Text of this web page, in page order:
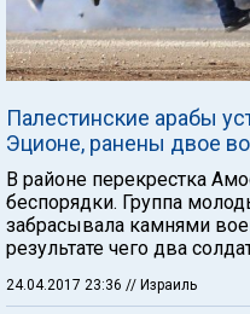
Палестинские арабы
Эционе, ранены двое
В районе перекрестка
беспорядки. Группа
забрасывала камнями
результате чего два
24.04.2017 23:36 // Израиль